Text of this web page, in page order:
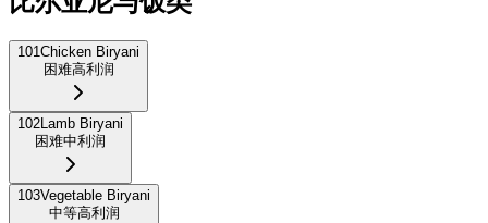
101Chicken Biryani
困难高利润
102Lamb Biryani
困难中利润
103Vegetable Biryani
中等高利润